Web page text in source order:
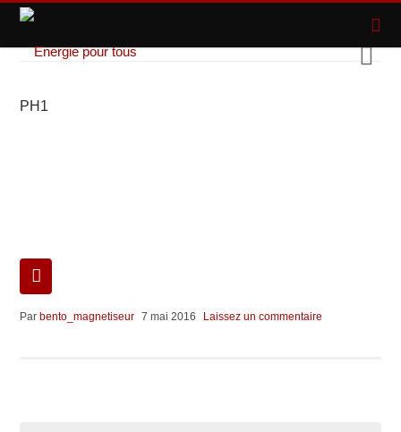
PH1
Par bento_magnetiseur 7 mai 2016 Laissez un commentaire